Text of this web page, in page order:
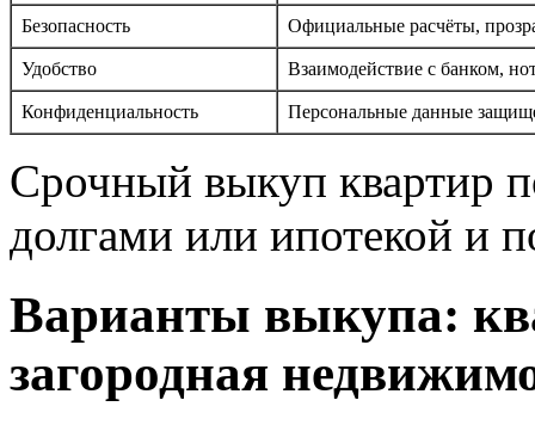
Безопасность Официальные расчёты,
Удобство Взаимодействие с банком,
Конфиденциальность Персональные данные
Срочный выкуп квартир
долгами или ипотекой и
Варианты выкупа:
загородная